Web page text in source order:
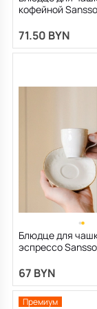
кофейной
71.50 BYN
Блюдце для
эспрессо
67 BYN
Премиум